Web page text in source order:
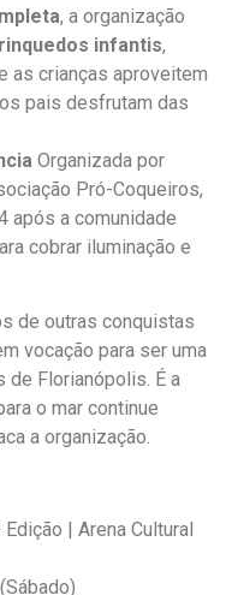
, a organização
infantis,
as crianças aproveitem
pais desfrutam das
Organizada por
Pró-Coqueiros,
após a comunidade
cobrar iluminação e
de outras conquistas
vocação para ser uma
de Florianópolis. É a
o mar continue
a organização.
| Arena Cultural